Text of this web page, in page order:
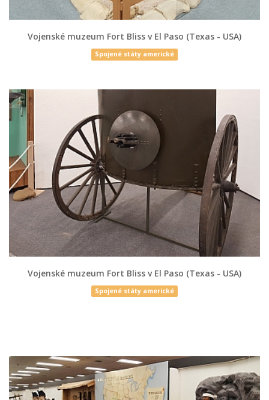
Vojenské muzeum Fort Bliss v El Paso (Texas - USA)
Spojené státy americké
Vojenské muzeum Fort Bliss v El Paso (Texas - USA)
Spojené státy americké